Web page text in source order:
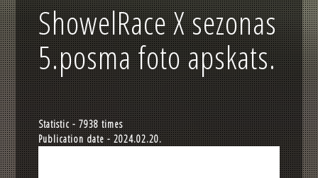
ShowelRace X sezonas
5.posma foto apskats.
Statistic - 7938 times
Publication date - 2024.02.20.